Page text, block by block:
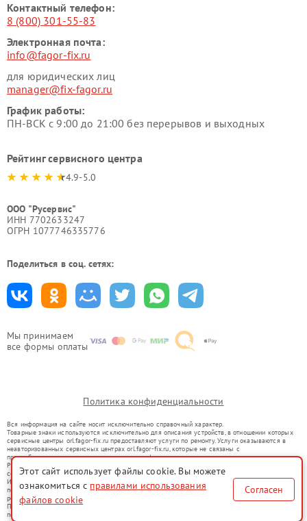
Мы принимаем
все формы оплаты
Контактный телефон:
8 (800) 301-55-83
Электронная почта:
info@fagor-fix.ru
для юридических лиц
manager@fix-fagor.ru
График работы:
ПН-ВСК с 9:00 до 21:00 без перерывов и выходных
Рейтинг сервисного центра
4.9-5.0
ООО "Русервис"
ИНН 7702633247
ОГРН 1077746335776
Поделиться в соц. сетях:
Политика конфиденциальности
Вся информация на сайте носит исключительно справочный характер.
Товарные знаки используются исключительно для описания устройств, в отношении которых
сервисные центры orl.fagor-fix.ru предоставляют услуги по ремонту. Услуги оказываются в
неавторизованных сервисных центрах orl.fagor-fix.ru, которые не связаны с
правообладателями товарных знаков или их официальными представителями.
Ремонт осуществляется для устройств, уже введенных в гражданский оборот в соответствии
со статьей 1487 ГК РФ.
Использование товарных знаков не преследует цели индивидуализации услуг или введения
потребителей в заблуждение, а служит для информирования о предоставляемых услугах по
ремонту техники указанных брендов.
Представленная на сайте информация не является публичной офертой, определяемой
положениями Статьи 437(2) Гражданского кодекса РФ
Этот сайт использует файлы cookie. Вы можете
ознакомиться с правилами использования
файлов cookie
Согласен